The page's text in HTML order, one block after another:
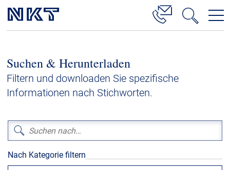
Hochspannung
Kabelservice
Niederspannung
Kabelgarnituren
Referenzen
Suchen & Herunterladen
Filtern und downloaden Sie spezifische
Informationen nach Stichworten.
Nach Kategorie filtern